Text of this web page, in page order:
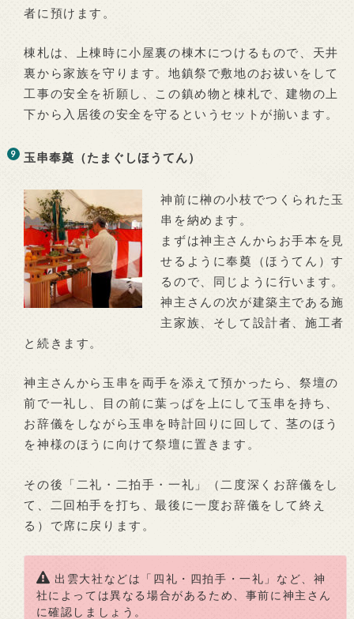
者に預けます。
棟札は、上棟時に小屋裏の棟木につけるもので、天井
裏から家族を守ります。地鎮祭で敷地のお祓いをして
工事の安全を祈願し、この鎮め物と棟札で、建物の上
下から入居後の安全を守るというセットが揃います。
玉串奉奠（たまぐしほうてん）
神前に榊の小枝でつくられた玉
串を納めます。
まずは神主さんからお手本を見
せるように奉奠（ほうてん）す
るので、同じように行います。
神主さんの次が建築主である施
主家族、そして設計者、施工者
と続きます。
神主さんから玉串を両手を添えて預かったら、祭壇の
前で一礼し、目の前に葉っぱを上にして玉串を持ち、
お辞儀をしながら玉串を時計回りに回して、茎のほう
を神様のほうに向けて祭壇に置きます。
その後「二礼・二拍手・一礼」（二度深くお辞儀をし
て、二回柏手を打ち、最後に一度お辞儀をして終え
る）で席に戻ります。
出雲大社などは「四礼・四拍手・一礼」など、神
社によっては異なる場合があるため、事前に神主さん
に確認しましょう。